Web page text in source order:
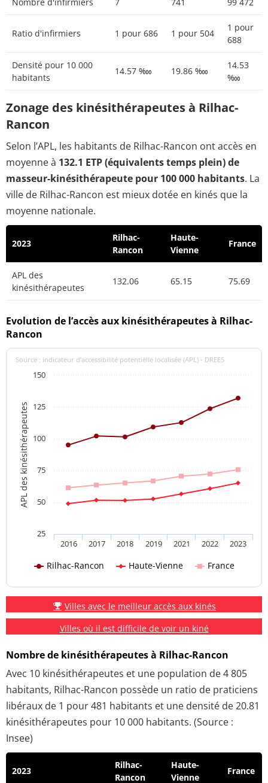
Ratio d'infirmiers 1 pour 686 1 pour 504
1 pour
688
Densité pour 10 000
habitants
14.57 ‱ 19.86 ‱
14.53
‱
Zonage des kinésithérapeutes à Rilhac-
Rancon
Selon l’APL, les habitants de Rilhac-Rancon ont accès en
moyenne à 132.1 ETP (équivalents temps plein) de
masseur-kinésithérapeute pour 100 000 habitants. La
ville de Rilhac-Rancon est mieux dotée en kinés que la
moyenne nationale.
2023
Rilhac-
Rancon
Haute-
Vienne
France
APL des
kinésithérapeutes
132.06 65.15 75.69
Evolution de l’accès aux kinésithérapeutes à Rilhac-
Rancon
APL des kinésithérapeutes
Source : indicateur d’accessibilité potentielle localisée (APL) - DREES
Rilhac-Rancon Haute-Vienne France
2016 2017 2018 2019 2021 2022 2023
25
50
75
100
125
150
Villes avec le meilleur accès aux kinés
Villes où il est difficile de voir un kiné
Nombre de kinésithérapeutes à Rilhac-Rancon
Avec 10 kinésithérapeutes et une population de 4 805
habitants, Rilhac-Rancon possède un ratio de praticiens
libéraux de 1 pour 481 habitants et une densité de 20.81
kinésithérapeutes pour 10 000 habitants. (Source :
Insee)
2023
Rilhac-
Rancon
Haute-
Vienne
France